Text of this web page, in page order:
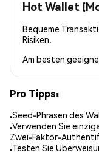
Hot Wallet
Bequeme
Risiken.
Am besten
Pro Tipps:
Seed-Phrasen des
Verwenden Sie
Zwei-Faktor-
Testen Sie